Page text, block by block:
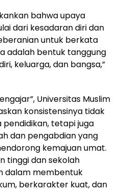
bahwa upaya
dari kesadaran diri dan
untuk berkata
adalah bentuk tanggung
keluarga, dan bangsa,”
Universitas Muslim
konsistensinya tidak
tetapi juga
dan pengabdian yang
kemajuan umat.
tinggi dan sekolah
dalam membentuk
berkarakter kuat, dan